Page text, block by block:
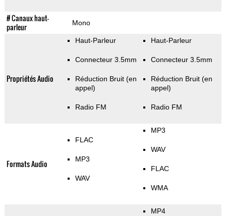
# Canaux haut-
parleur
Mono
Propriétés Audio
Haut-Parleur
Connecteur 3.5mm
Réduction Bruit (en
appel)
Radio FM
Haut-Parleur
Connecteur 3.5mm
Réduction Bruit (en
appel)
Radio FM
Formats Audio
FLAC
MP3
WAV
MP3
WAV
FLAC
WMA
MP4